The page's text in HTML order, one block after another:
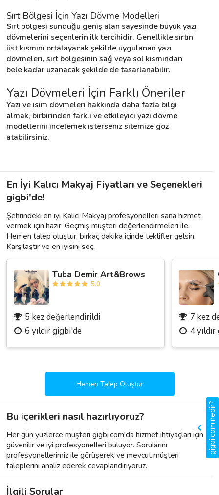
Sırt Bölgesi İçin Yazı Dövme Modelleri
Sırt bölgesi sunduğu geniş alan sayesinde büyük yazı
dövmelerini seçenlerin ilk tercihidir. Genellikle sırtın
üst kısmını ortalayacak şekilde uygulanan yazı
dövmeleri, sırt bölgesinin sağ veya sol kısmından
bele kadar uzanacak şekilde de tasarlanabilir.
Yazı Dövmeleri İçin Farklı Öneriler
Yazı ve isim dövmeleri hakkında daha fazla bilgi
almak, birbirinden farklı ve etkileyici yazı dövme
modellerini incelemek isterseniz sitemize göz
atabilirsiniz.
En İyi Kalıcı Makyaj Fiyatları ve Seçenekleri
gigbi'de!
Şehrindeki en iyi Kalıcı Makyaj profesyonelleri sana hizmet
vermek için hazır. Geçmiş müşteri değerlendirmeleri ile.
Hemen talep oluştur, birkaç dakika içinde teklifler gelsin.
Karşılaştır ve en iyisini seç.
Tuba Demir Art&Brows
5.0
5 kez değerlendirildi.
6 yıldır gigbi'de
7 kez
4
Hemen Talep Oluştur
Bu içerikleri nasıl hazırlıyoruz?
Her gün yüzlerce müşteri gigbi.com'da hizmet ihtiyaçları için
güvenilir ve iyi profesyonelleri buluyor. Sorularını
profesyonellerimiz ile görüşerek ve mevcut müşteri
taleplerini analiz ederek cevaplandırıyoruz.
İlgili Sorular
gigbi.com nedir?